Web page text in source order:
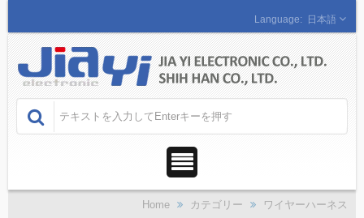
日本語
Home カテゴリー ワイヤーハーネス